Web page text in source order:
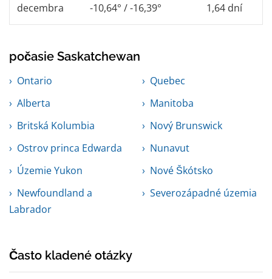
decembra -10,64° / -16,39° 1,64 dní
počasie Saskatchewan
Ontario
Quebec
Alberta
Manitoba
Britská Kolumbia
Nový Brunswick
Ostrov princa Edwarda
Nunavut
Územie Yukon
Nové Škótsko
Newfoundland a
Labrador
Severozápadné územia
Často kladené otázky